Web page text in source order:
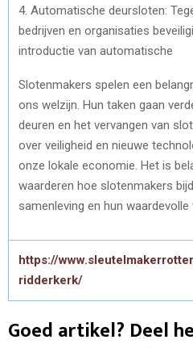
4. Automatische deursloten:
bedrijven en organisaties
introductie van automatische
Slotenmakers spelen een
ons welzijn. Hun taken gaan
deuren en het vervangen van
over veiligheid en nieuwe
onze lokale economie. Het is
waarderen hoe slotenmakers
samenleving en hun
https://
ridderkerk/
Goed artikel? Deel